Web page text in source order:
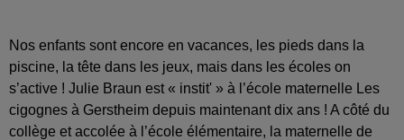
Nos enfants sont encore en vacances, les pieds dans la
piscine, la tête dans les jeux, mais dans les écoles on
s’active ! Julie Braun est « instit' » à l’école maternelle Les
cigognes à Gerstheim depuis maintenant dix ans ! A côté du
collège et accolée à l’école élémentaire, la maternelle de